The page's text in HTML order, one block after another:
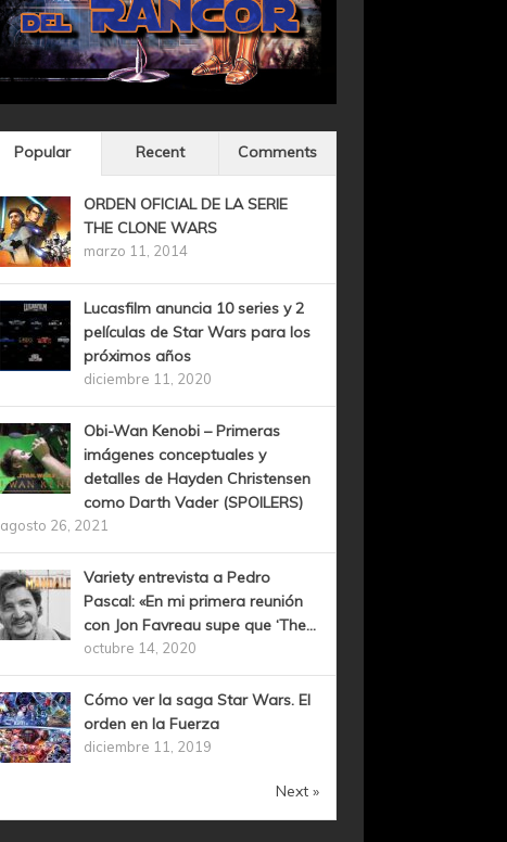
Popular Recent Comments
ORDEN OFICIAL DE LA SERIE
THE CLONE WARS
marzo 11, 2014
Lucasfilm anuncia 10 series y 2
películas de Star Wars para los
próximos años
diciembre 11, 2020
Obi-Wan Kenobi – Primeras
imágenes conceptuales y
detalles de Hayden Christensen
como Darth Vader (SPOILERS)
agosto 26, 2021
Variety entrevista a Pedro
Pascal: «En mi primera reunión
con Jon Favreau supe que ‘The...
octubre 14, 2020
Cómo ver la saga Star Wars. El
orden en la Fuerza
diciembre 11, 2019
Next »